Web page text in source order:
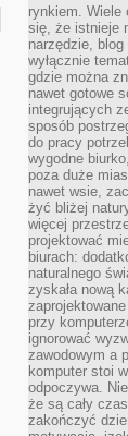
rynkiem. Wiele
się, że istnieje
narzędzie,
wyłącznie
gdzie można
nawet gotowe
integrujących
sposób
do pracy
wygodne
poza duże
nawet wsie,
żyć bliżej
więcej
projektować
biurach:
naturalnego
zyskała nową
przy
ignorować
zawodowym a
komputer stoi
odpoczywa.
że są cały
zakończyć